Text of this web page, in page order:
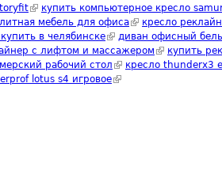
(link is external)
купить компьютерное кресло
is external)мебель для офиса(link is external)
кресло
в челябинске(link is external)
диван офисный
с лифтом и массажером (link is
купить
external)рабочий стол (link is external)
кресло thunderx3
lotus s4 игровое(link is external)